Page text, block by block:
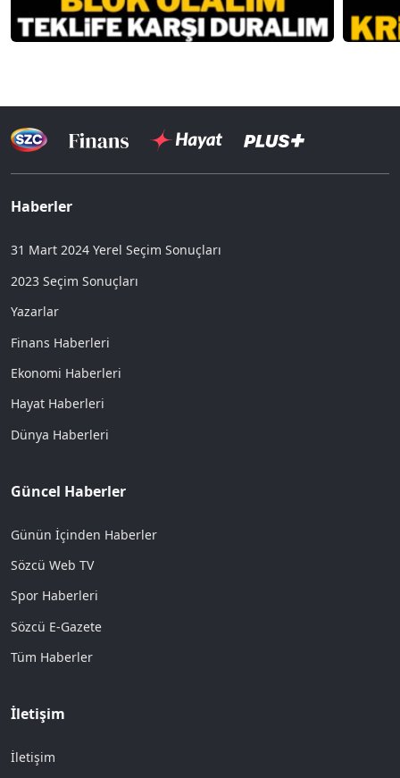
Haberler
31 Mart 2024 Yerel Seçim Sonuçları
2023 Seçim Sonuçları
Yazarlar
Finans Haberleri
Ekonomi Haberleri
Hayat Haberleri
Dünya Haberleri
Güncel Haberler
Günün İçinden Haberler
Sözcü Web TV
Spor Haberleri
Sözcü E-Gazete
Tüm Haberler
İletişim
İletişim